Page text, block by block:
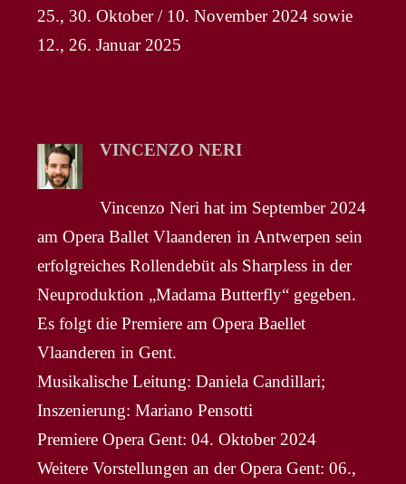
25., 30. Oktober / 10. November 2024 sowie
12., 26. Januar 2025
VINCENZO NERI
Vincenzo Neri hat im September 2024
am Opera Ballet Vlaanderen in Antwerpen sein
erfolgreiches Rollendebüt als Sharpless in der
Neuproduktion „Madama Butterfly“ gegeben.
Es folgt die Premiere am Opera Baellet
Vlaanderen in Gent.
Musikalische Leitung: Daniela Candillari;
Inszenierung: Mariano Pensotti
Premiere Opera Gent: 04. Oktober 2024
Weitere Vorstellungen an der Opera Gent: 06.,